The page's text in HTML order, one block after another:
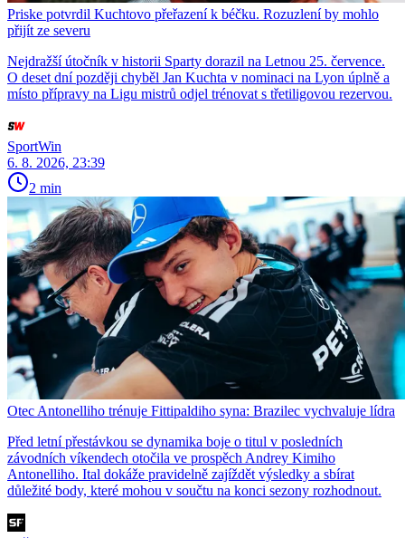
Priske potvrdil Kuchtovo přeřazení k béčku. Rozuzlení by mohlo
přijít ze severu
Nejdražší útočník v historii Sparty dorazil na Letnou 25. července.
O deset dní později chyběl Jan Kuchta v nominaci na Lyon úplně a
místo přípravy na Ligu mistrů odjel trénovat s třetiligovou rezervou.
SportWin
6. 8. 2026, 23:39
2 min
Otec Antonelliho trénuje Fittipaldiho syna: Brazilec vychvaluje lídra
Před letní přestávkou se dynamika boje o titul v posledních
závodních víkendech otočila ve prospěch Andrey Kimiho
Antonelliho. Ital dokáže pravidelně zajíždět výsledky a sbírat
důležité body, které mohou v součtu na konci sezony rozhodnout.